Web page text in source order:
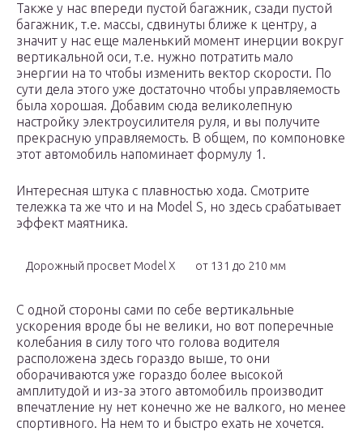
Также у нас впереди пустой багажник, сзади пустой
багажник, т.е. массы, сдвинуты ближе к центру, а
значит у нас еще маленький момент инерции вокруг
вертикальной оси, т.е. нужно потратить мало
энергии на то чтобы изменить вектор скорости. По
сути дела этого уже достаточно чтобы управляемость
была хорошая. Добавим сюда великолепную
настройку электроусилителя руля, и вы получите
прекрасную управляемость. В общем, по компоновке
этот автомобиль напоминает формулу 1.
Интересная штука с плавностью хода. Смотрите
тележка та же что и на Model S, но здесь срабатывает
эффект маятника.
Дорожный просвет Model X от 131 до 210 мм
С одной стороны сами по себе вертикальные
ускорения вроде бы не велики, но вот поперечные
колебания в силу того что голова водителя
расположена здесь гораздо выше, то они
оборачиваются уже гораздо более высокой
амплитудой и из-за этого автомобиль производит
впечатление ну нет конечно же не валкого, но менее
спортивного. На нем то и быстро ехать не хочется.